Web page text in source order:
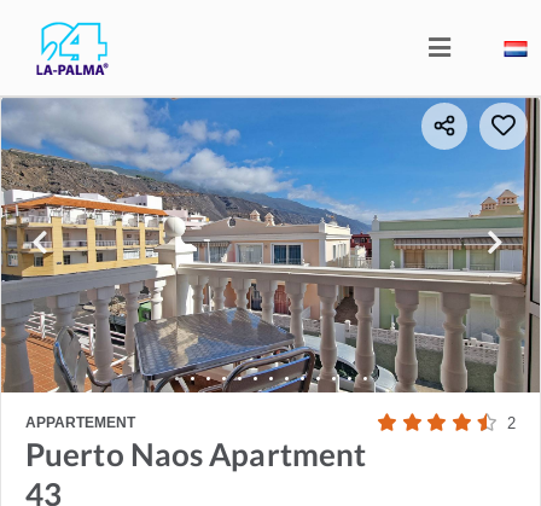
APPARTEMENT 2
Puerto Naos Apartment
43